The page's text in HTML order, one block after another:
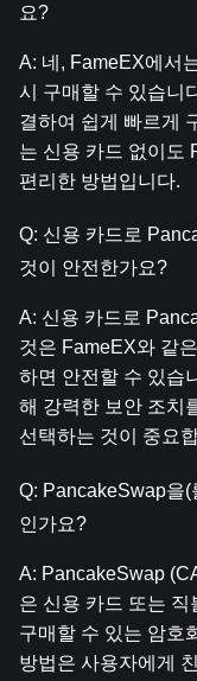
요?
A: 네, FameEX에서
시 구매할 수 있습니
결하여 쉽게 빠르게
는 신용 카드 없이도
편리한 방법입니다.
Q: 신용 카드로
것이 안전한가요?
A: 신용 카드로
것은 FameEX와 같
하면 안전할 수 있습
해 강력한 보안 조치
선택하는 것이 중요
Q: PancakeSwap을(
인가요?
A: PancakeSwap
은 신용 카드 또는
구매할 수 있는 암호
방법은 사용자에게